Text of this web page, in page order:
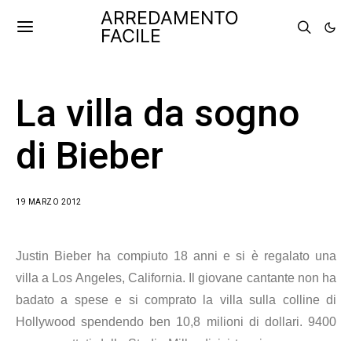
ARREDAMENTO
FACILE
La villa da sogno
di Bieber
19 MARZO 2012
Justin Bieber ha compiuto 18 anni e si è regalato una
villa a Los Angeles, California. Il giovane cantante non ha
badato a spese e si comprato la villa sulla colline di
Hollywood spendendo ben 10,8 milioni di dollari. 9400